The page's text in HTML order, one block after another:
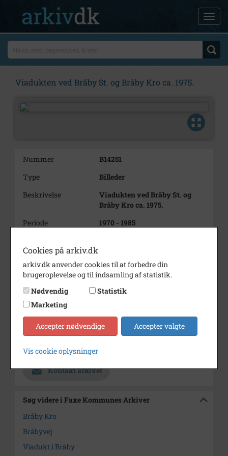
Viadukten ved Bråby St. og Bråby Kro ca. 1975.
Nummer
B14251
Type
Billeder
Beskrivelse
Viadukten ved Bråby St. og
Bråby Kro ca. 1975.
Periode
1970 - 1985
Størrelse
17,5x23,8
Se på kort
Enhed
Faxe Kommune (2007-2050)
Arkiv
Kontakt arkivet
Søg videre i Faxe Kommunes Arkiver
Bråby Kro
Bråbyvej
Viadukt i Bråby
Cookies på arkiv.dk
arkiv.dk anvender cookies til at forbedre din
brugeroplevelse og til indsamling af statistik.
Nødvendig
Statistik
Marketing
Accepter nødvendige Accepter valgte
Vis cookie oplysninger